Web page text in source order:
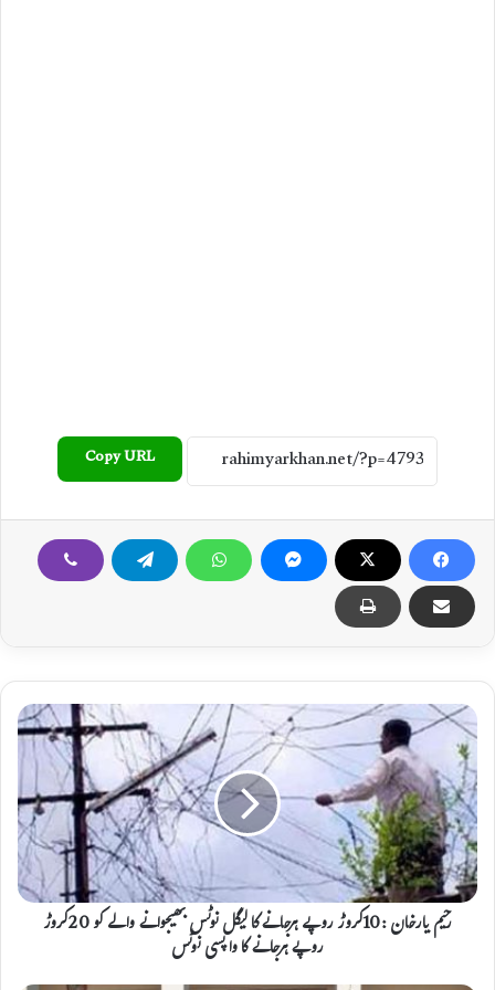
Copy URL
ر
ح
ی
م
یار
خا
رحیم یارخان :10کروڑ روپے ہرجانے کا لیگل نوٹس بھیجوانے والے کو 20کروڑ
روپے ہرجانے کا واپسی نوٹس